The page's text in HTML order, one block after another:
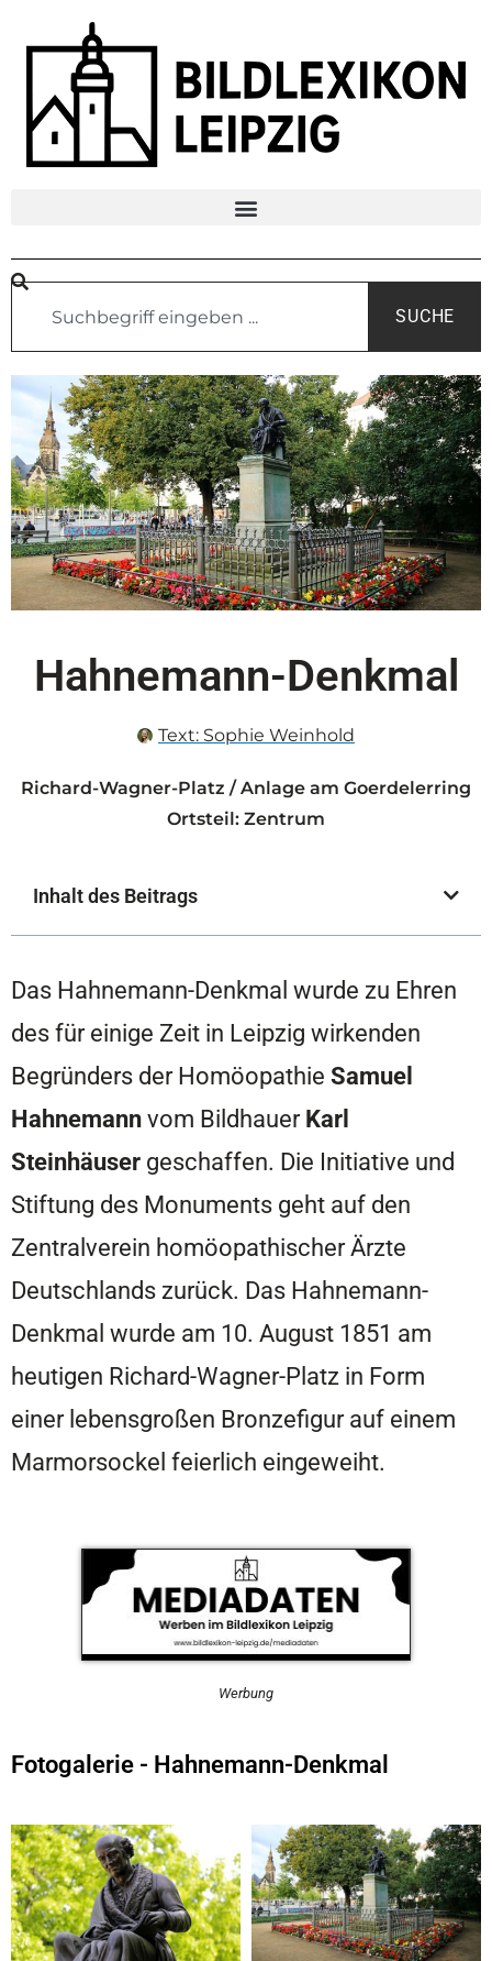
SUCHE
Hahnemann-Denkmal
Text: Sophie Weinhold
Richard-Wagner-Platz / Anlage am Goerdelerring
Ortsteil: Zentrum
Inhalt des Beitrags
Das Hahnemann-Denkmal wurde zu Ehren
des für einige Zeit in Leipzig wirkenden
Begründers der Homöopathie Samuel
Hahnemannvom BildhauerKarl
Steinhäuser geschaffen. Die Initiative und
Stiftung des Monuments geht auf den
Zentralverein homöopathischer Ärzte
Deutschlands zurück. Das Hahnemann-
Denkmal wurde am 10. August 1851 am
heutigen Richard-Wagner-Platz in Form
einer lebensgroßen Bronzefigur auf einem
Marmorsockel feierlich eingeweiht.
Werbung
Fotogalerie - Hahnemann-Denkmal